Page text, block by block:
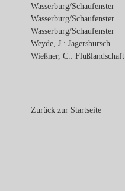
Wasserburg/Schaufenster
Wasserburg/Schaufenster
Wasserburg/Schaufenster
Weyde, J.: Jagersbursch
Wießner, C.: Flußlandschaft
Zurück zur Startseite